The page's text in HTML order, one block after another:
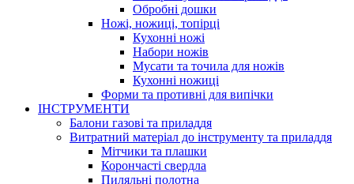
Обробні дошки
Ножі, ножиці, топірці
Кухонні ножі
Набори ножів
Мусати та точила для ножів
Кухонні ножиці
Форми та противні для випічки
ІНСТРУМЕНТИ
Балони газові та приладдя
Витратний матеріал до інструменту та приладдя
Мітчики та плашки
Корончасті свердла
Пиляльні полотна